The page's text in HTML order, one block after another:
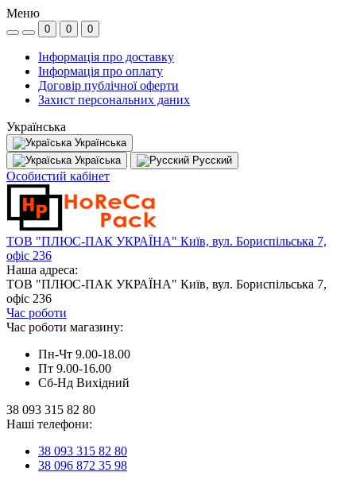
Меню
0 0 0
Інформація про доставку
Інформація про оплату
Договір публічної оферти
Захист персональних даних
Українська
Українська
Україська
Русский
Особистий кабінет
ТОВ "ПЛЮС-ПАК УКРАЇНА" Київ, вул. Бориспільська 7,
офіс 236
Наша адреса:
ТОВ "ПЛЮС-ПАК УКРАЇНА" Київ, вул. Бориспільська 7,
офіс 236
Час роботи
Час роботи магазину:
Пн-Чт 9.00-18.00
Пт 9.00-16.00
Сб-Нд Вихідний
38 093 315 82 80
Наші телефони:
38 093 315 82 80
38 096 872 35 98